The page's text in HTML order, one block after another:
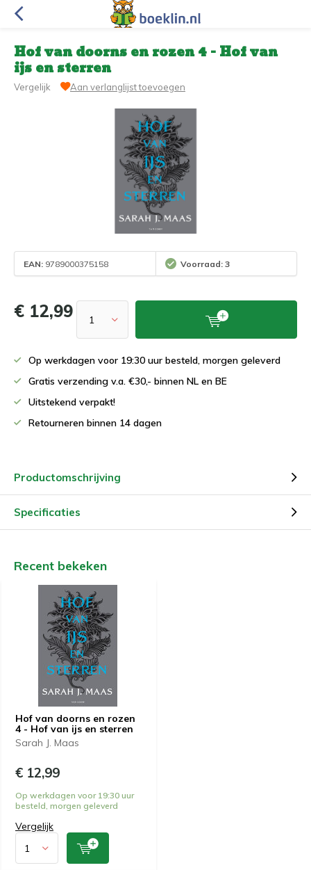
Hof van doorns en rozen 4 - Hof van
ijs en sterren
Vergelijk Aan verlanglijst toevoegen
EAN: 9789000375158 Voorraad: 3
€ 12,99
Op werkdagen voor 19:30 uur besteld, morgen geleverd
Gratis verzending v.a. €30,- binnen NL en BE
Uitstekend verpakt!
Retourneren binnen 14 dagen
Productomschrijving
Specificaties
Recent bekeken
Hof van doorns en rozen
4 - Hof van ijs en sterren
Sarah J. Maas
€ 12,99
Op werkdagen voor 19:30 uur
besteld, morgen geleverd
Vergelijk